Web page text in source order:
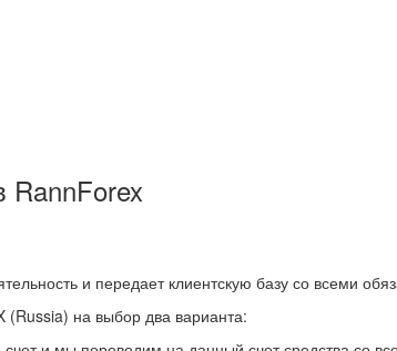
RannForex
и передает клиентскую базу со всеми
на выбор два варианта: